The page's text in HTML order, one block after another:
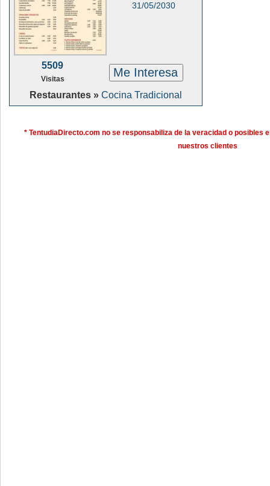
31/05/2030
5509
Visitas Me Interesa
Restaurantes » Cocina Tradicional
* TentudiaDirecto.com no se responsabiliza de la veracidad o posibles
nuestros clientes